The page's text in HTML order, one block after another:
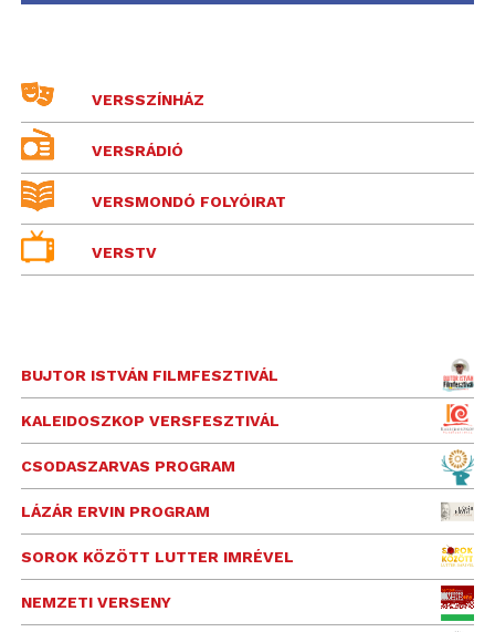
VERSSZÍNHÁZ
VERSRÁDIÓ
VERSMONDÓ FOLYÓIRAT
VERSTV
BUJTOR ISTVÁN FILMFESZTIVÁL
KALEIDOSZKOP VERSFESZTIVÁL
CSODASZARVAS PROGRAM
LÁZÁR ERVIN PROGRAM
SOROK KÖZÖTT LUTTER IMRÉVEL
NEMZETI VERSENY